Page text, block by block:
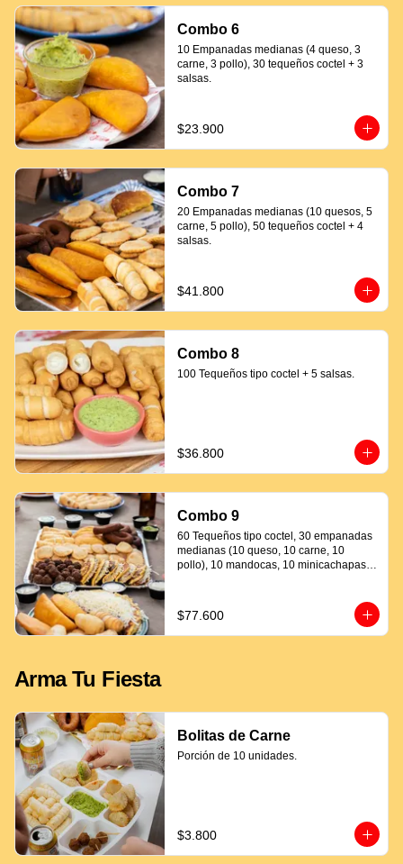
Combo 6
10 Empanadas medianas (4 queso, 3
carne, 3 pollo), 30 tequeños coctel + 3
salsas.
$23.900
Combo 7
20 Empanadas medianas (10 quesos, 5
carne, 5 pollo), 50 tequeños coctel + 4
salsas.
$41.800
Combo 8
100 Tequeños tipo coctel + 5 salsas.
$36.800
Combo 9
60 Tequeños tipo coctel, 30 empanadas
medianas (10 queso, 10 carne, 10
pollo), 10 mandocas, 10 minicachapas y
$77.600
Arma Tu Fiesta
Bolitas de Carne
Porción de 10 unidades.
$3.800